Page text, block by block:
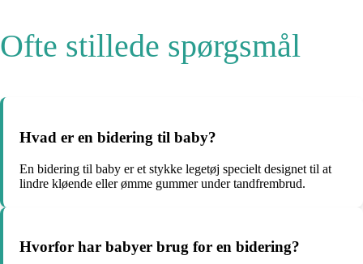
Ofte stillede spørgsmål
Hvad er en bidering til baby?
En bidering til baby er et stykke legetøj specielt designet til at
lindre kløende eller ømme gummer under tandfrembrud.
Hvorfor har babyer brug for en bidering?